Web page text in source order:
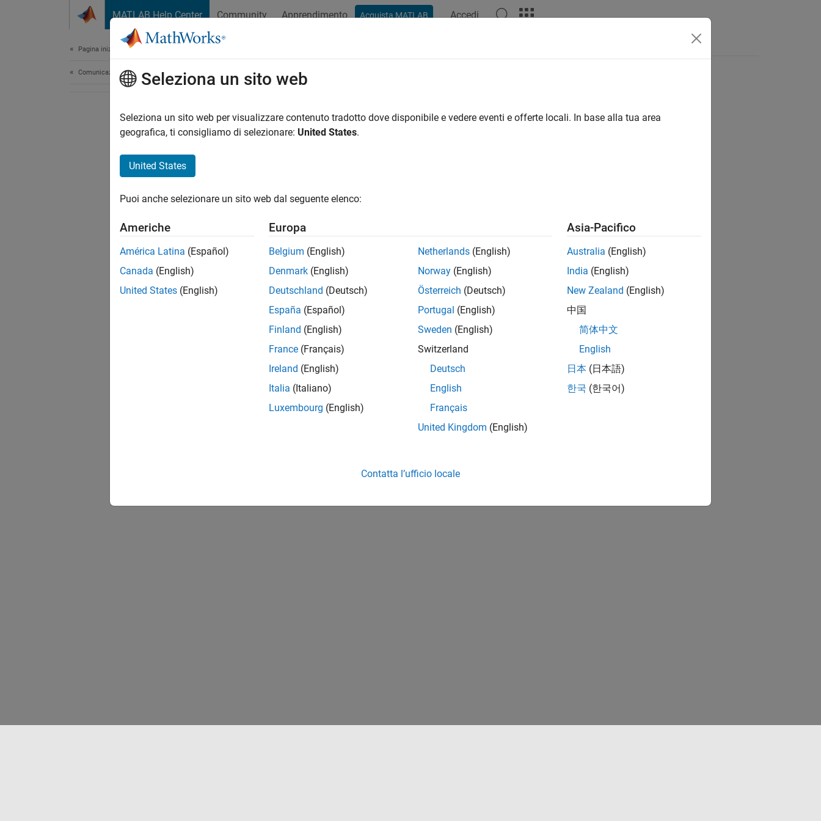
MATLAB Help Center Community Apprendimento Acquista MATLAB Accedi
Pagina iniziale della documentazione
Comunicazioni wirelessSeleziona un sito web
Seleziona un sito web per visualizzare contenuto tradotto dove disponibile e vedere eventi e offerte locali. In base alla tua area
geografica, ti consigliamo di selezionare: United States.
United States
Puoi anche selezionare un sito web dal seguente elenco:
Americhe
América Latina (Español)
Canada (English)
United States (English)
Europa
Belgium (English)
Denmark (English)
Deutschland (Deutsch)
España (Español)
Finland (English)
France (Français)
Ireland (English)
Italia (Italiano)
Luxembourg (English)
Netherlands (English)
Norway (English)
Österreich (Deutsch)
Portugal (English)
Sweden (English)
Switzerland
Deutsch
English
Français
United Kingdom (English)
Asia-Pacifico
Australia (English)
India (English)
New Zealand (English)
中国
简体中文
English
日本 (日本語)
한국 (한국어)
Contatta l’ufficio locale